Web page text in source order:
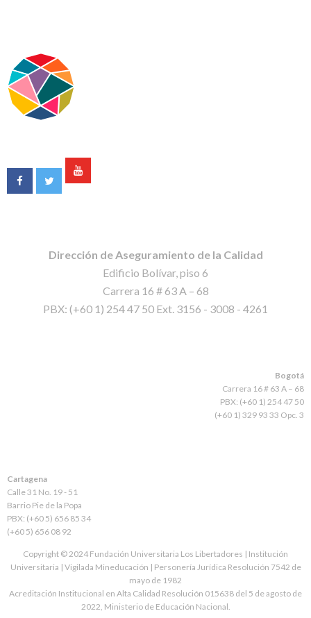
Dirección de Aseguramiento de la Calidad
Edificio Bolívar, piso 6
Carrera 16 # 63 A – 68
PBX: (+60 1) 254 47 50 Ext. 3156 - 3008 - 4261
Bogotá
Carrera 16 # 63 A – 68
PBX: (+60 1) 254 47 50
(+60 1) 329 93 33 Opc. 3
Cartagena
Calle 31 No. 19 - 51
Barrio Pie de la Popa
PBX: (+60 5) 656 85 34
(+60 5) 656 08 92
Copyright © 2024 Fundación Universitaria Los Libertadores | Institución
Universitaria | Vigilada Mineducación | Personería Jurídica Resolución 7542 de
mayo de 1982
Acreditación Institucional en Alta Calidad Resolución 015638 del 5 de agosto de
2022, Ministerio de Educación Nacional.